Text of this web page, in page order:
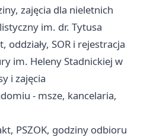
zajęcia dla nieletnich
im. dr. Tytusa
oddziały, SOR i rejestracja
im. Heleny Stadnickiej w
i zajęcia
- msze, kancelaria,
PSZOK, godziny odbioru